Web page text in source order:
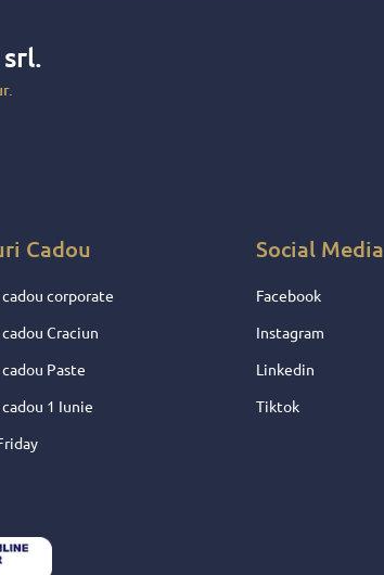
si au
srl.
Cadou
corporate
Craciun
Paste
1 Iunie
Social Media
Facebook
Instagram
Linkedin
Tiktok